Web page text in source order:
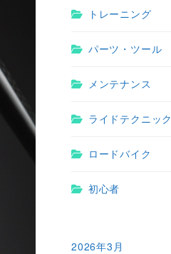
トレーニング
パーツ・ツール
メンテナンス
ライドテクニック
ロードバイク
初心者
2026年3月